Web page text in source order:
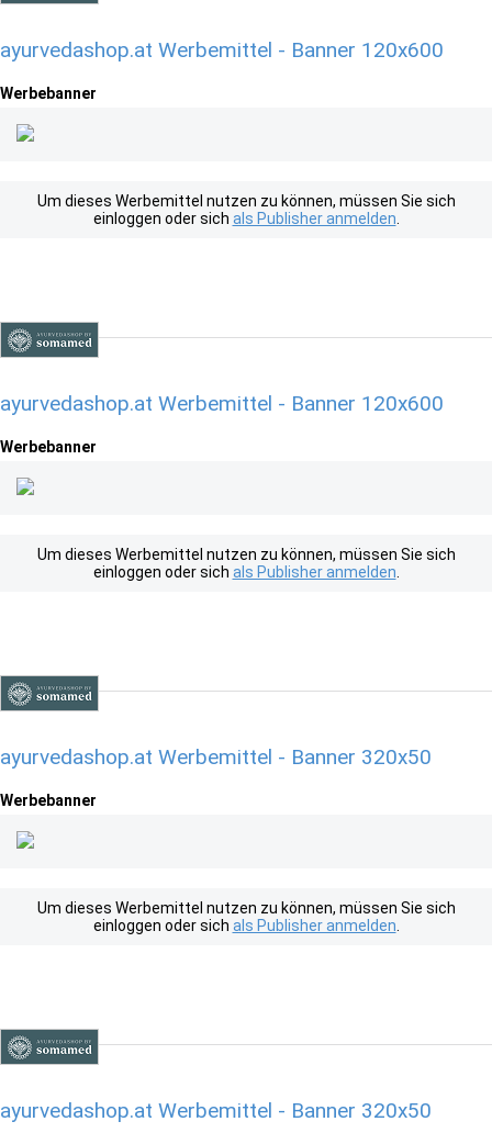
ayurvedashop.at Werbemittel - Banner 120x600
Werbebanner
Um dieses Werbemittel nutzen zu können, müssen Sie sich
einloggen oder sich als Publisher anmelden
ayurvedashop.at Werbemittel - Banner 120x600
Werbebanner
Um dieses Werbemittel nutzen zu können, müssen Sie sich
einloggen oder sich als Publisher anmelden
ayurvedashop.at Werbemittel - Banner 320x50
Werbebanner
Um dieses Werbemittel nutzen zu können, müssen Sie sich
einloggen oder sich als Publisher anmelden
ayurvedashop.at Werbemittel - Banner 320x50